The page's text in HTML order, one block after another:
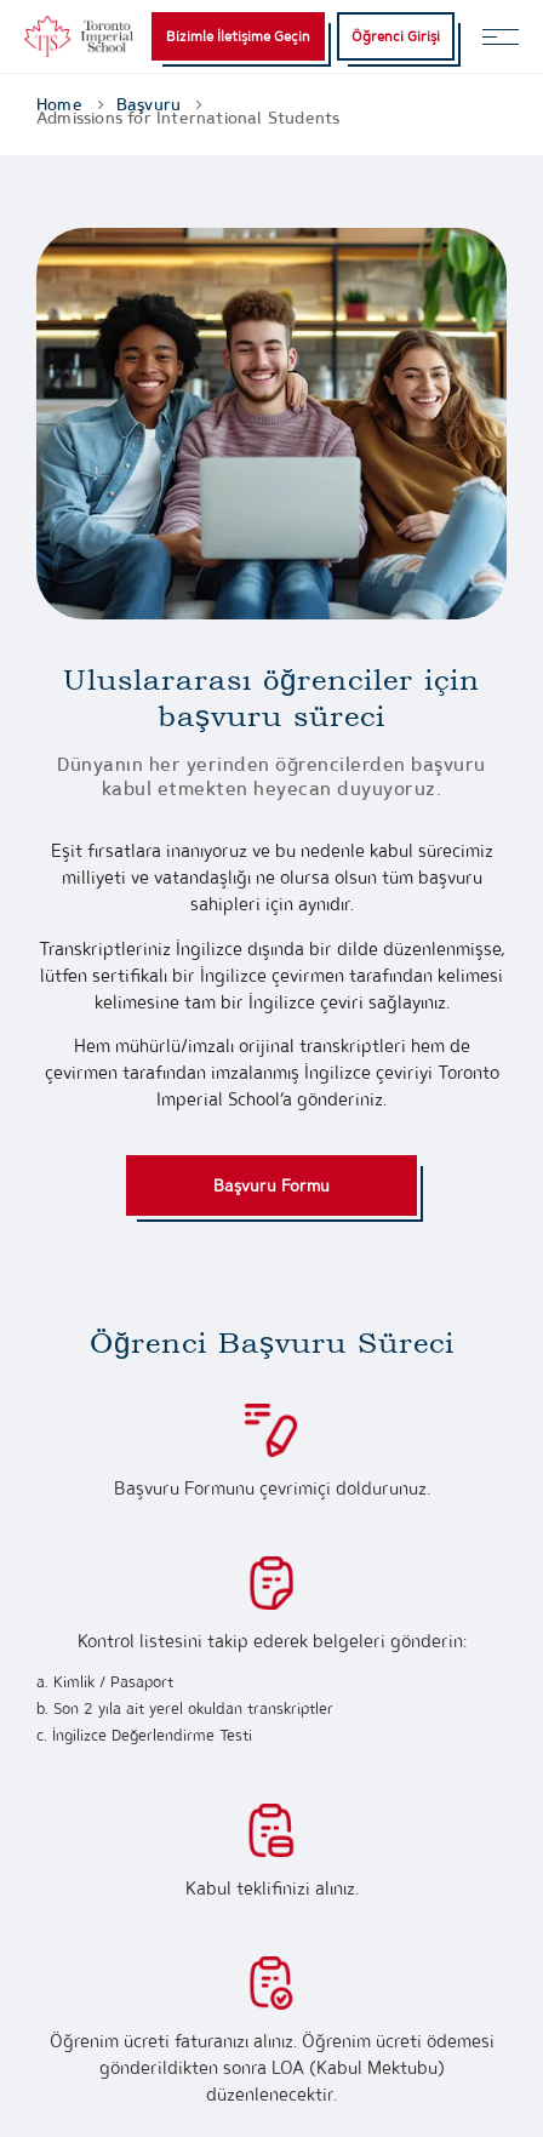
Bizimle İletişime Geçin Öğrenci Girişi
Home Başvuru
Admissions for International Students
Uluslararası öğrenciler için
başvuru süreci
Dünyanın her yerinden öğrencilerden başvuru
kabul etmekten heyecan duyuyoruz.
Eşit fırsatlara inanıyoruz ve bu nedenle kabul sürecimiz
milliyeti ve vatandaşlığı ne olursa olsun tüm başvuru
sahipleri için aynıdır.
Transkriptleriniz İngilizce dışında bir dilde düzenlenmişse,
lütfen sertifikalı bir İngilizce çevirmen tarafından kelimesi
kelimesine tam bir İngilizce çeviri sağlayınız.
Hem mühürlü/imzalı orijinal transkriptleri hem de
çevirmen tarafından imzalanmış İngilizce çeviriyi Toronto
Imperial School’a gönderiniz.
Başvuru Formu
Öğrenci Başvuru Süreci
Başvuru Formunu çevrimiçi doldurunuz.
Kontrol listesini takip ederek belgeleri gönderin:
a. Kimlik / Pasaport
b. Son 2 yıla ait yerel okuldan transkriptler
c. İngilizce Değerlendirme Testi
Kabul teklifinizi alınız.
Öğrenim ücreti faturanızı alınız. Öğrenim ücreti ödemesi
gönderildikten sonra LOA (Kabul Mektubu)
düzenlenecektir.